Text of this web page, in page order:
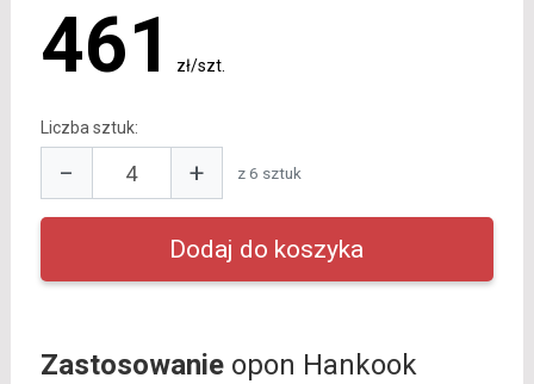
461 zł/szt.
Liczba sztuk:
− + z 6 sztuk
Zastosowanieopon Hankook